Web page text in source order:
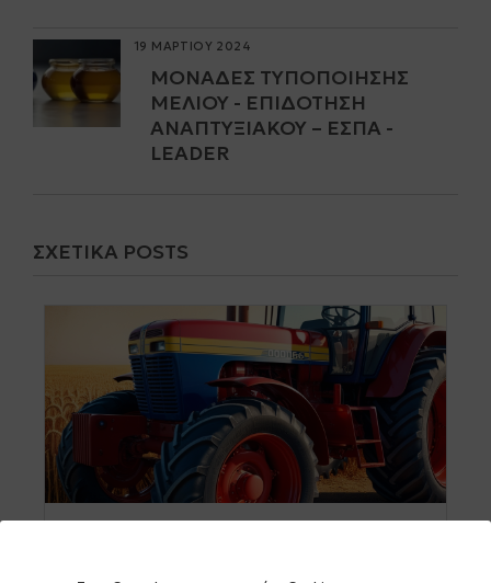
19 ΜΑΡΤΙΟΥ 2024
ΜΟΝΆΔΕΣ ΤΥΠΟΠΟΊΗΣΗΣ
ΜΕΛΙΟΎ - ΕΠΙΔΌΤΗΣΗ
ΑΝΑΠΤΥΞΙΑΚΟΎ – ΕΣΠΑ -
LEADER
ΣΧΕΤΙΚΆ POSTS